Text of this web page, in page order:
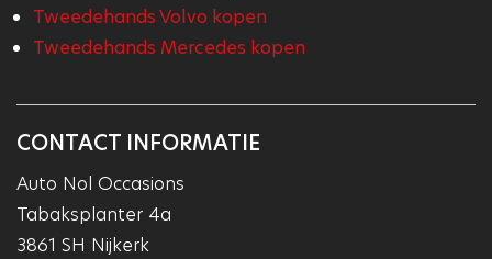
Tweedehands Volvo kopen
Tweedehands Mercedes kopen
CONTACT INFORMATIE
Auto Nol Occasions
Tabaksplanter 4a
3861 SH Nijkerk